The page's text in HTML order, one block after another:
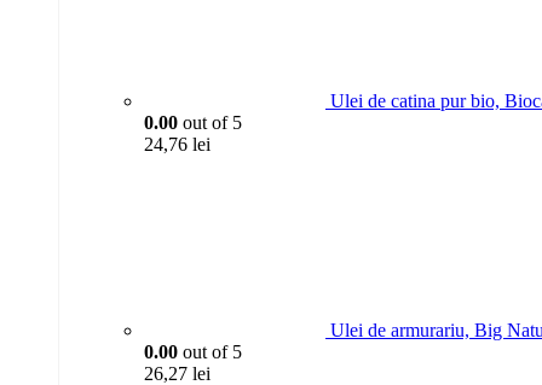
Ulei de catina pur bio,
0.00 out of 5
24,76 lei
Ulei de armurariu, Big
0.00 out of 5
26,27 lei